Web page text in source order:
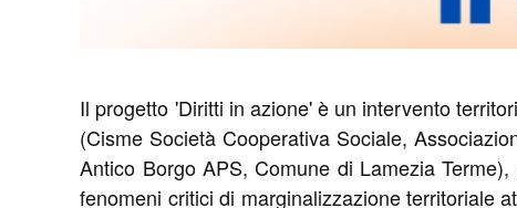
Il progetto 'Diritti in azione' è un intervento
(Cisme Società Cooperativa Sociale,
Antico Borgo APS, Comune di Lamezia
fenomeni critici di marginalizzazione territoriale